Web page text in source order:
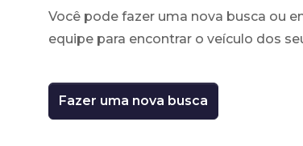
Você pode fazer uma nova busca ou
equipe para encontrar o veículo dos
Fazer uma nova busca